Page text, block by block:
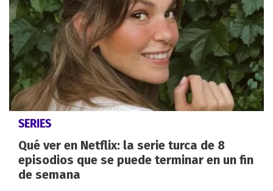
SERIES
Qué ver en Netflix: la serie turca de 8
episodios que se puede terminar en un fin
de semana